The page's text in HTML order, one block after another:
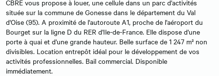
CBRE vous propose à louer, une cellule dans un parc d'activités
située sur la commune de Gonesse dans le département du Val
d'Oise (95). A proximité de l'autoroute A1, proche de l'aéroport du
Bourget sur la ligne D du RER d'Ile-de-France. Elle dispose d'une
porte à quai et d'une grande hauteur. Belle surface de 1 247 m² non
divisibles. Location entrepôt idéal pour le développement de vos
activités professionnelles. Bail commercial. Disponible
immédiatement.